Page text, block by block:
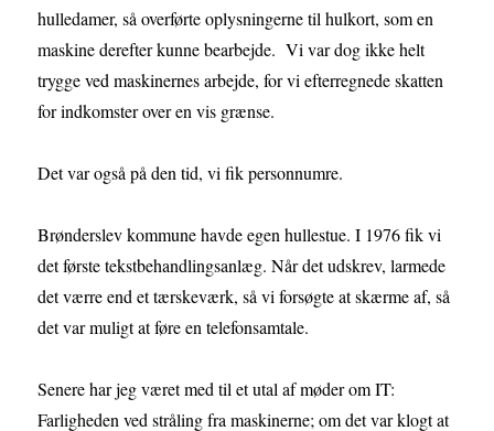
hulledamer, så overførte oplysningerne til hulkort, som en
maskine derefter kunne bearbejde. Vi var dog ikke helt
trygge ved maskinernes arbejde, for vi efterregnede skatten
for indkomster over en vis grænse.
Det var også på den tid, vi fik personnumre.
Brønderslev kommune havde egen hullestue. I 1976 fik vi
det første tekstbehandlingsanlæg. Når det udskrev, larmede
det værre end et tærskeværk, så vi forsøgte at skærme af, så
det var muligt at føre en telefonsamtale.
Senere har jeg været med til et utal af møder om IT:
Farligheden ved stråling fra maskinerne; om det var klogt at